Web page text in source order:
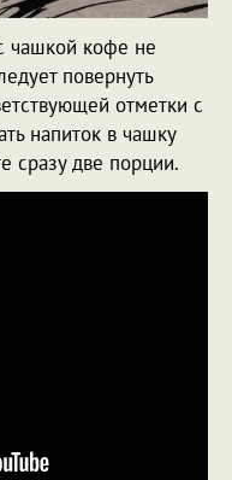
чашкой кофе не
повернуть
отметки с
напиток в чашку
сразу две порции.